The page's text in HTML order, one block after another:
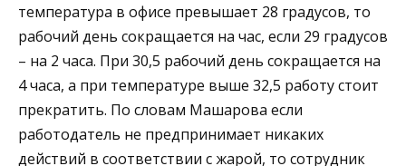
температура в офисе превышает 28 градусов, то
рабочий день сокращается на час, если 29 градусов
– на 2 часа. При 30,5 рабочий день сокращается на
4 часа, а при температуре выше 32,5 работу стоит
прекратить. По словам Машарова если
работодатель не предпринимает никаких
действий в соответствии с жарой, то сотрудник